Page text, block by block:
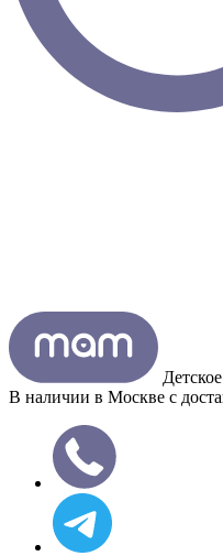
В наличии в Москве с